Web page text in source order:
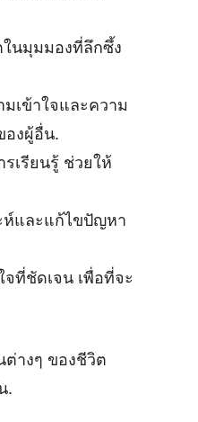
ในมุมมองที่ลึกซึ้ง
เข้าใจและความ
องผู้อื่น.
เรียนรู้ ช่วยให้
ห์และแก้ไขปัญหา
ที่ชัดเจน เพื่อที่จะ
างๆ ของชีวิต
.